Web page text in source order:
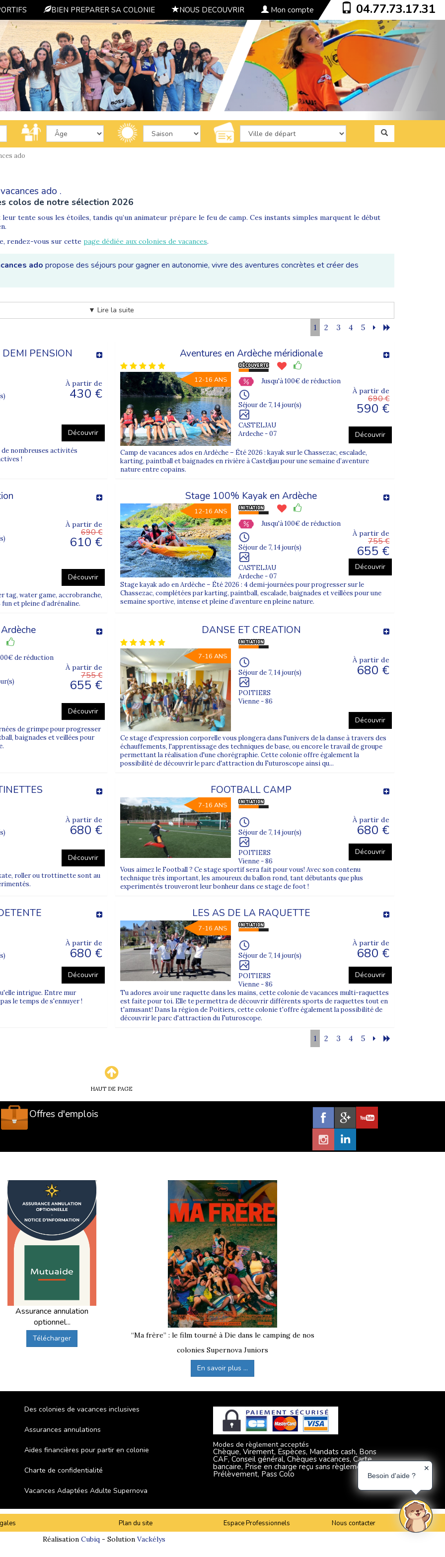
BIEN PREPARER SA COLONIE NOUS DECOUVRIR Mon compte 04.77.73.17.31
ado
ado .
colos de notre sélection 2026
tente sous les étoiles, tandis qu’un animateur prépare le feu de camp. Ces instants simples marquent le début
rendez-vous sur cette page dédiée aux colonies de vacances.
ado propose des séjours pour gagner en autonomie, vivre des aventures concrètes et créer des
la vie d’un adolescent. Elle permet de renforcer la confiance en soi, d’apprendre à gérer des situations nouvelles et
collectives
répondre aux attentes des adolescents : bouger, découvrir, partager et ressentir des émotions fortes.
et vie de groupe, avec des programmes adaptés à chaque tranche d’âge et niveau.
locales
l’après-midi, puis raconter ses exploits lors d’une veillée.
sont organisés par tranches d’âge pour garantir cohésion de groupe et activités adaptées :
période de vacances scolaires :
horizons
decolonies de vacances ado pas cher
diplômés et expérimentés, formés à la gestion de groupes d’adolescents. Chaque séjour suit un protocole
et la gestion des temps libres sont au cœur de notre organisation.
disponibles juste en dessous sur cette page.
colonies de vacances ado ?
avec un ratio adapté pour garantir sécurité et accompagnement personnalisé.
un adolescent ?
certificat médical sont généralement demandés pour valider l’inscription.
centres d’intérêt de l’adolescent ?
proposent des activités variées pour correspondre aux envies et besoins de chaque jeune.
▼ Lire la suite
1 2 3 4 5
PENSION
À partir de
430 €
Découvrir
nombreuses activités
!
Aventures en Ardèche méridionale
12-16 ANS Jusqu'à 100€ de réduction
Séjour de 7, 14 jour(s)
CASTELJAU
Ardeche - 07
À partir de
690 €
590 €
Découvrir
Camp de vacances ados en Ardèche – Été 2026 : kayak sur le Chassezac, escalade,
karting, paintball et baignades en rivière à Casteljau pour une semaine d’aventure
nature entre copains.
À partir de
690 €
610 €
Découvrir
tag, water game, accrobranche,
et pleine d’adrénaline.
Stage 100% Kayak en Ardèche
12-16 ANS
Jusqu'à 100€ de réduction
Séjour de 7, 14 jour(s)
CASTELJAU
Ardeche - 07
À partir de
755 €
655 €
Découvrir
Stage kayak ado en Ardèche – Été 2026 : 4 demi-journées pour progresser sur le
Chassezac, complétées par karting, paintball, escalade, baignades et veillées pour une
semaine sportive, intense et pleine d’aventure en pleine nature.
de réduction
À partir de
755 €
655 €
Découvrir
de grimpe pour progresser
baignades et veillées pour
DANSE ET CREATION
7-16 ANS
Séjour de 7, 14 jour(s)
POITIERS
Vienne - 86
À partir de
680 €
Découvrir
Ce stage d'expression corporelle vous plongera dans l'univers de la danse à travers des
échauffements, l'apprentissage des techniques de base, ou encore le travail de groupe
permettant la réalisation d'une chorégraphie. Cette colonie offre également la
possibilité de découvrir le parc d'attraction du Futuroscope ainsi qu...
À partir de
680 €
Découvrir
roller ou trottinette sont au
FOOTBALL CAMP
7-16 ANS
Séjour de 7, 14 jour(s)
POITIERS
Vienne - 86
À partir de
680 €
Découvrir
Vous aimez le Football ? Ce stage sportif sera fait pour vous! Avec son contenu
technique très important, les amoureux du ballon rond, tant débutants que plus
experimentés trouveront leur bonheur dans ce stage de foot !
À partir de
680 €
Découvrir
intrigue. Entre mur
le temps de s'ennuyer !
LES AS DE LA RAQUETTE
7-16 ANS
Séjour de 7, 14 jour(s)
POITIERS
Vienne - 86
À partir de
680 €
Découvrir
Tu adores avoir une raquette dans les mains, cette colonie de vacances multi-raquettes
est faite pour toi. Elle te permettra de découvrir différents sports de raquettes tout en
t'amusant! Dans la région de Poitiers, cette colonie t'offre également la possibilité de
découvrir le parc d'attraction du Futuroscope.
1 2 3 4 5
HAUT DE PAGE
Offres d'emplois
Assurance annulation
optionnel...
Télécharger
“Ma frère” : le film tourné à Die dans le camping de nos
colonies Supernova Juniors
En savoir plus ...
Des colonies de vacances inclusives
Assurances annulations
Aides financières pour partir en colonie
Charte de confidentialité
Vacances Adaptées Adulte Supernova
Modes de règlement acceptés
Chèque, Virement, Espèces, Mandats cash, Bons
CAF, Conseil général, Chèques vacances, Carte
bancaire, Prise en charge reçu sans règlement,
Prélèvement, Pass Colo
Plan du site Espace Professionnels
Nous contacter
Réalisation Cubiq- Solution Vackélys
Besoin d'aide ?
✕